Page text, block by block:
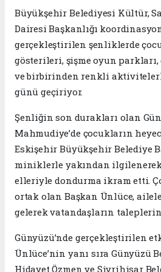
Büyükşehir Belediyesi Kültür,
Dairesi Başkanlığı
gerçekleştirilen şenliklerde
gösterileri, şişme oyun
ve birbirinden renkli
günü geçiriyor.
Şenliğin son durakları olan
Mahmudiye’de çocukların
Eskişehir Büyükşehir Belediye
miniklerle yakından
elleriyle dondurma ikram etti.
ortak olan Başkan Ünlüce,
gelerek vatandaşların
Günyüzü’nde gerçekleştirilen
Ünlüce’nin yanı sıra Günyüzü
Hidayet Özmen ve Sivrihisar